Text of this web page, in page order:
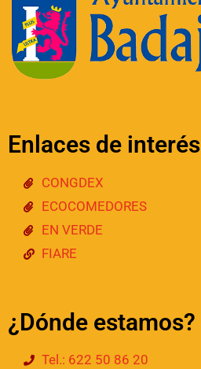
Enlaces de interés
CONGDEX
ECOCOMEDORES
EN VERDE
FIARE
¿Dónde estamos?
Tel.: 622 50 86 20